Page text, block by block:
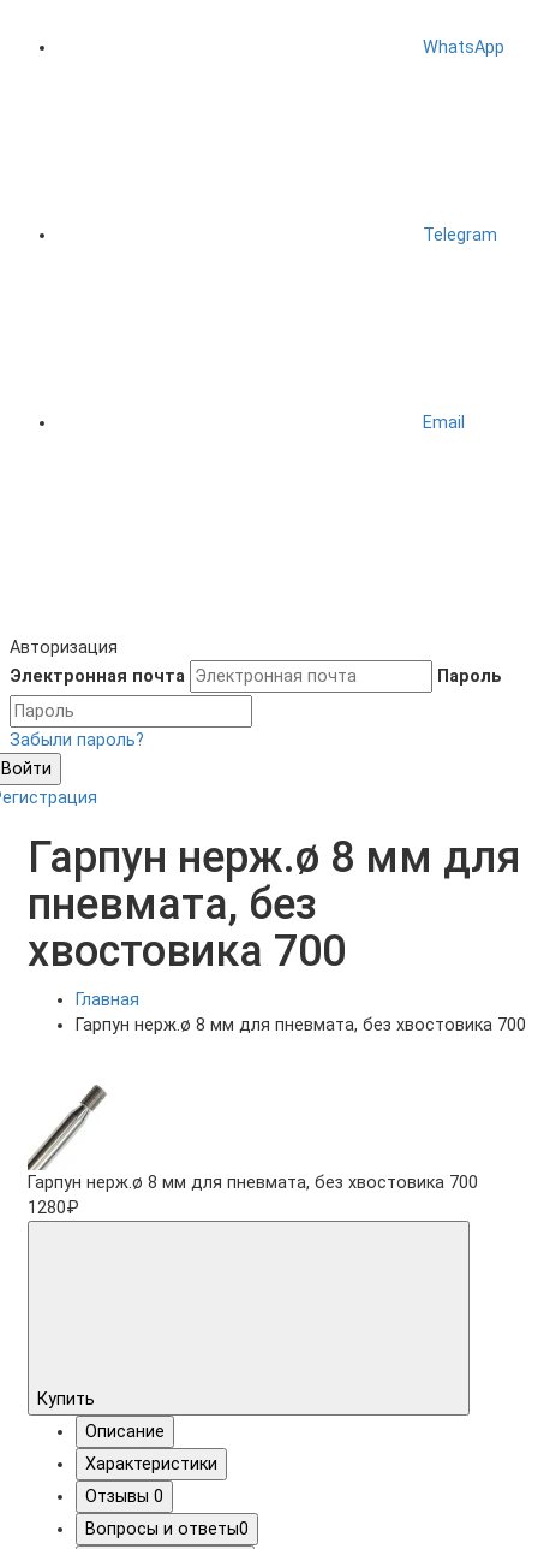
WhatsApp
Telegram
Email
Авторизация
Электронная почта
Пароль
Забыли пароль?
Войти
Гарпун нерж.ø 8 мм для
пневмата, без
хвостовика 700
Главная
Гарпун нерж.ø 8 мм для пневмата, без хвостовика 700
Гарпун нерж.ø 8 мм для пневмата, без хвостовика 700
1280₽
Купить
Описание
Характеристики
Отзывы 0
Вопросы и ответы0